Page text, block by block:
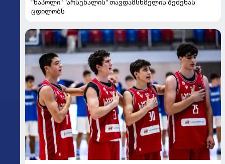
"ნაპოლი" "არსენალის" თავდამსხმელის შეძენას
ცდილობს